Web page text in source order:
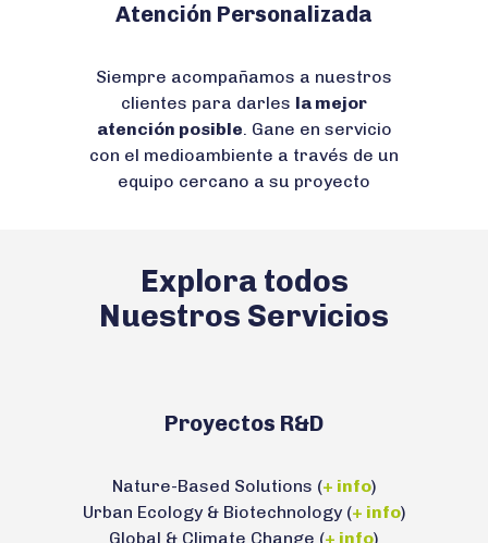
Atención Personalizada
Siempre acompañamos a nuestros
clientes para darles la mejor
atención posible. Gane en servicio
con el medioambiente a través de un
equipo cercano a su proyecto
Explora todos
Nuestros Servicios
Proyectos R&D
Nature-Based Solutions (+ info)
Urban Ecology & Biotechnology (+ info)
Global & Climate Change (+ info)